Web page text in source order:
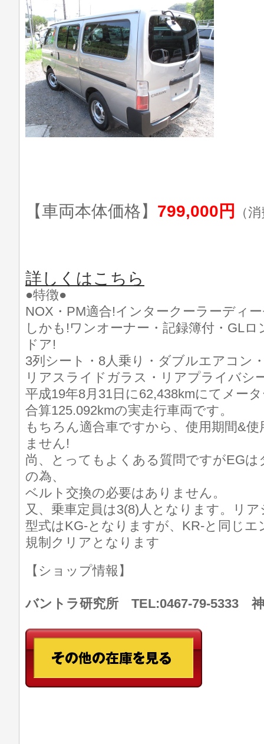
【車両本体価格】 799,000円 （
詳しくはこちら
●特徴●
NOX・PM適合!インタークーラーディ
しかも!ワンオーナー・記録簿付・GL
ドア!
3列シート・8人乗り・ダブルエアコン
リアスライドガラス・リアプライバシ
平成19年8月31日に62,438kmにてメー
合算125.092kmの実走行車両です。
もちろん適合車ですから、使用期間&
ません!
尚、とってもよくある質問ですがEG
の為、
ベルト交換の必要はありません。
又、乗車定員は3(8)人となります。リ
型式はKG-となりますが、KR-と同じ
規制クリアとなります
【ショップ情報】
バントラ研究所 TEL:0467-79-5333 神